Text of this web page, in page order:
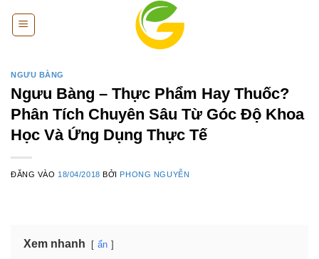
NGƯU BÀNG
Ngưu Bàng – Thực Phẩm Hay Thuốc?
Phân Tích Chuyên Sâu Từ Góc Độ Khoa
Học Và Ứng Dụng Thực Tế
ĐĂNG VÀO 18/04/2018 BỞI PHONG NGUYỄN
Xem nhanh ẩn